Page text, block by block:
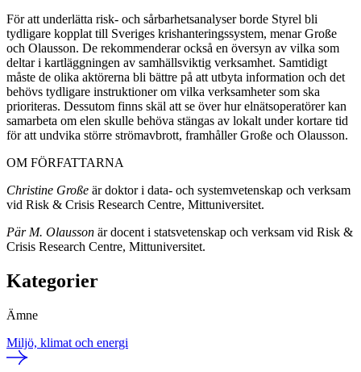
För att underlätta risk- och sårbarhetsanalyser borde Styrel bli
tydligare kopplat till Sveriges krishanteringssystem, menar Große
och Olausson. De rekommenderar också en översyn av vilka som
deltar i kartläggningen av samhällsviktig verksamhet. Samtidigt
måste de olika aktörerna bli bättre på att utbyta information och det
behövs tydligare instruktioner om vilka verksamheter som ska
prioriteras. Dessutom finns skäl att se över hur elnätsoperatörer kan
samarbeta om elen skulle behöva stängas av lokalt under kortare tid
för att undvika större strömavbrott, framhåller Große och Olausson.
OM FÖRFATTARNA
Christine Große är doktor i data- och systemvetenskap och verksam
vid Risk & Crisis Research Centre, Mittuniversitet.
Pär M. Olausson är docent i statsvetenskap och verksam vid Risk &
Crisis Research Centre, Mittuniversitet.
Kategorier
Ämne
Miljö, klimat och energi